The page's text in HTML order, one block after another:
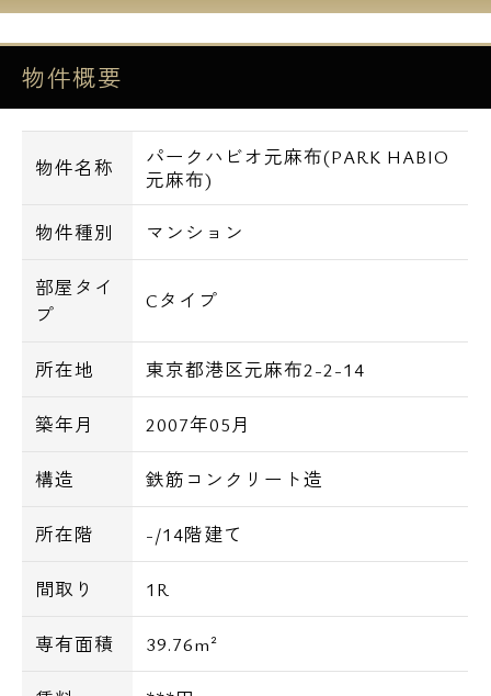
物件概要
物件名称
パークハビオ元麻布(PARK HABIO
元麻布)
物件種別 マンション
部屋タイ
プ
Cタイプ
所在地 東京都港区元麻布2-2-14
築年月 2007年05月
構造 鉄筋コンクリート造
所在階 -/14階建て
間取り 1R
専有面積 39.76m²